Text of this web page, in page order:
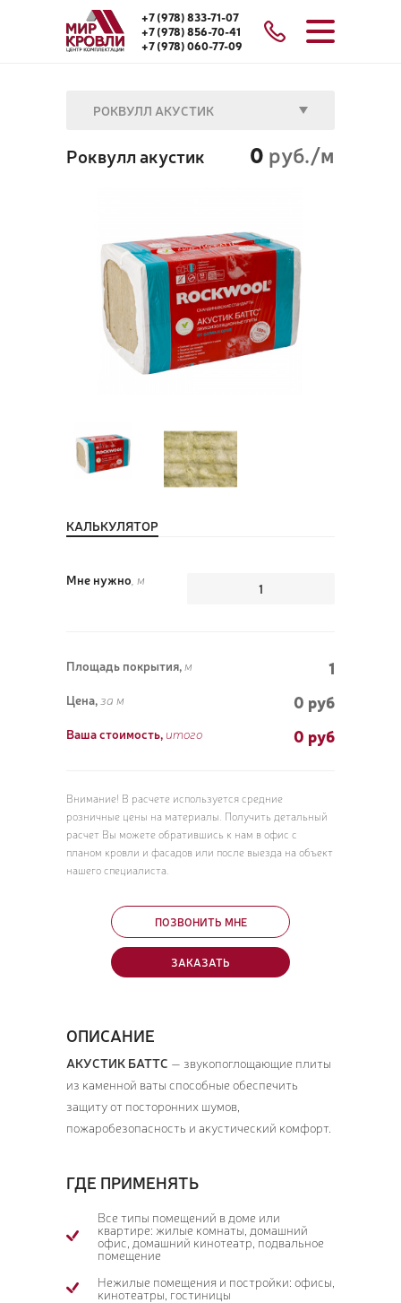
+7 (978) 833-71-07
+7 (978) 856-70-41
+7 (978) 060-77-09
РОКВУЛЛ АКУСТИК
Роквулл акустик 0 руб./м
КАЛЬКУЛЯТОР
Мне нужно , м
Площадь покрытия, м 1
Цена, за м 0 руб
Ваша стоимость, итого 0 руб
Внимание! В расчете используется средние
розничные цены на материалы. Получить детальный
расчет Вы можете обратившись к нам в офис с
планом кровли и фасадов или после выезда на объект
нашего специалиста.
ПОЗВОНИТЬ МНЕ
ЗАКАЗАТЬ
ОПИСАНИЕ
АКУСТИК БАТТС — звукопоглощающие плиты
из каменной ваты способные обеспечить
защиту от посторонних шумов,
пожаробезопасность и акустический комфорт.
ГДЕ ПРИМЕНЯТЬ
Все типы помещений в доме или
квартире: жилые комнаты, домашний
офис, домашний кинотеатр, подвальное
помещение
Нежилые помещения и постройки: офисы,
кинотеатры, гостиницы